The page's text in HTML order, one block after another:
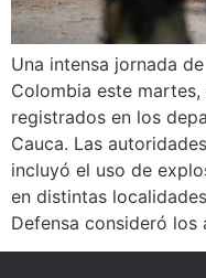
Una intensa jornada
Colombia este
registrados en los
Cauca. Las
incluyó el uso de
en distintas
Defensa consideró